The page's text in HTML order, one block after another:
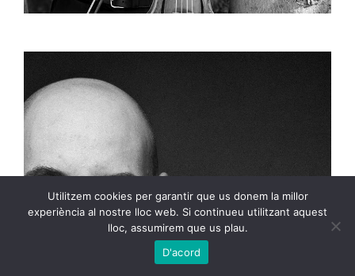
Utilitzem cookies per garantir que us donem la millor
experiència al nostre lloc web. Si continueu utilitzant aquest
lloc, assumirem que us plau.
D'acord